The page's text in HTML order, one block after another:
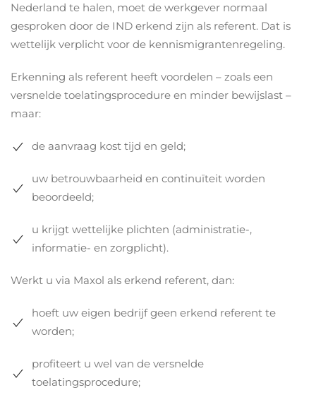
Nederland te halen, moet de werkgever normaal
gesproken door de IND erkend zijn als referent. Dat is
wettelijk verplicht voor de kennismigrantenregeling.
Erkenning als referent heeft voordelen – zoals een
versnelde toelatingsprocedure en minder bewijslast –
maar:
de aanvraag kost tijd en geld;
uw betrouwbaarheid en continuïteit worden
beoordeeld;
u krijgt wettelijke plichten (administratie-,
informatie- en zorgplicht).
Werkt u via Maxol als erkend referent, dan:
hoeft uw eigen bedrijf geen erkend referent te
worden;
profiteert u wel van de versnelde
toelatingsprocedure;